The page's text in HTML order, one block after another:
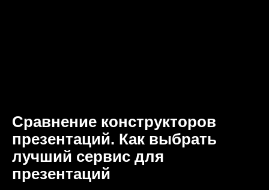
Сравнение конструкторов
презентаций. Как выбрать
лучший сервис для
презентаций